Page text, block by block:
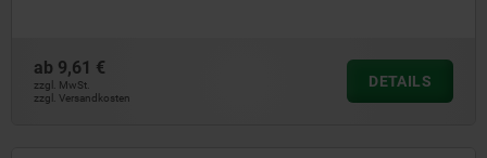
ab 9,61 €
zzgl. MwSt.
zzgl. Versandkosten
DETAILS